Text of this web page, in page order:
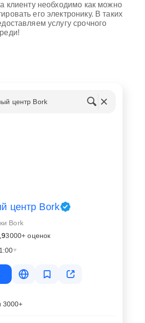
клиенту необходимо как можно
его электронику. В таких
услугу срочного
центр Bork
центр Bork
Bork
3000+ оценок
3000+